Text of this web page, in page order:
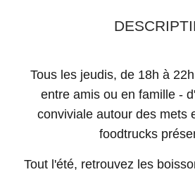
Tous les jeudis, de 18h à
entre amis ou en famille -
conviviale autour des mets
foodtrucks
Tout l'été, retrouvez les